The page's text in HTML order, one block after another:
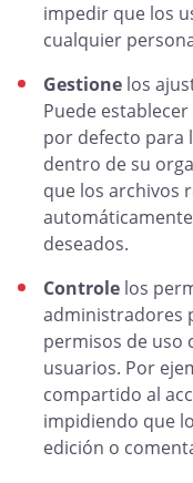
impedir que los
cualquier
Gestione los
Puede
por defecto para
dentro de su
que los archivos
deseados.
Controle los
administradores
permisos de uso
usuarios. Por
compartido al
impidiendo que
edición o